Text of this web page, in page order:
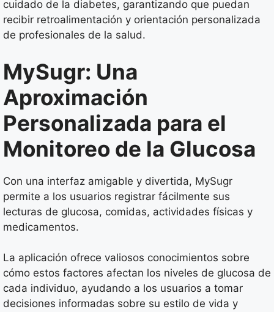
cuidado de la diabetes, garantizando que puedan
recibir retroalimentación y orientación personalizada
de profesionales de la salud.
MySugr: Una
Aproximación
Personalizada para el
Monitoreo de la Glucosa
Con una interfaz amigable y divertida, MySugr
permite a los usuarios registrar fácilmente sus
lecturas de glucosa, comidas, actividades físicas y
medicamentos.
La aplicación ofrece valiosos conocimientos sobre
cómo estos factores afectan los niveles de glucosa de
cada individuo, ayudando a los usuarios a tomar
decisiones informadas sobre su estilo de vida y